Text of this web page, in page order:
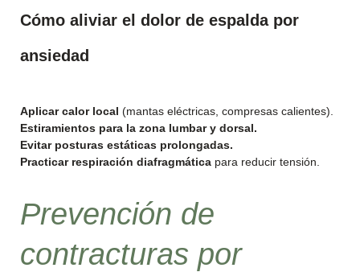
Cómo aliviar el dolor de espalda por
ansiedad
Aplicar calor local (mantas eléctricas, compresas calientes).
Estiramientos para la zona lumbar y dorsal.
Evitar posturas estáticas prolongadas.
Practicar respiración diafragmática para reducir tensión.
Prevención de
contracturas por